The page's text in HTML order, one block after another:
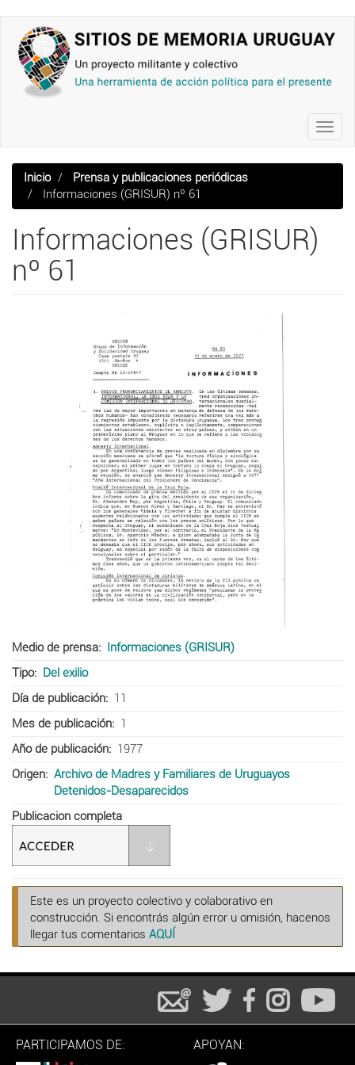
contenido
principal
Inicio
Prensa y publicaciones periódicas
Informaciones (GRISUR) nº 61
Informaciones (GRISUR)
nº 61
Medio de prensa
Informaciones (GRISUR)
Tipo
Del exilio
Día de publicación
11
Mes de publicación
1
Año de publicación
1977
Origen
Archivo de Madres y Familiares de Uruguayos
Detenidos-Desaparecidos
Publicacion completa
Este es un proyecto colectivo y colaborativo en
construcción. Si encontrás algún error u omisión, hacenos
llegar tus comentarios AQUÍ
PARTICIPAMOS DE: APOYAN: